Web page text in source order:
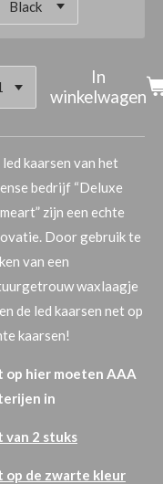
In
winkelwagen
led kaarsen van het
bedrijf “Deluxe
zijn een echte
Door gebruik te
van een
waxlaagje
de led kaarsen net op
kaarsen!
op hier moeten AAA
in
van 2 stuks
op de zwarte kleur